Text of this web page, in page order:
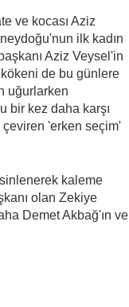
ve kocası Aziz
ilk kadın
Aziz Veysel'in
de bu günlere
uğurlarken
bir kez daha karşı
çeviren 'erken seçim'
kaleme
olan Zekiye
Demet Akbağ'ın ve